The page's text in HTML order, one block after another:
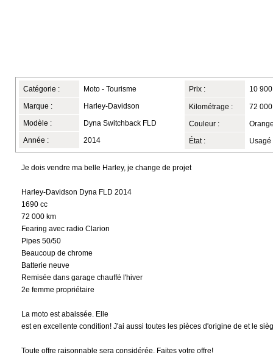
Catégorie : Moto - Tourisme
Marque : Harley-Davidson
Modèle : Dyna Switchback FLD
Année : 2014
Prix : 10
Kilométrage : 72
Couleur :
État : Usagé
Je dois vendre ma belle Harley, je change de projet
Harley-Davidson Dyna FLD 2014
1690 cc
72 000 km
Fearing avec radio Clarion
Pipes 50/50
Beaucoup de chrome
Batterie neuve
Remisée dans garage chauffé l'hiver
2e femme propriétaire
La moto est abaissée. Elle
est en excellente condition! J'ai aussi toutes les pièces d'origine de et le
Toute offre raisonnable sera considérée. Faites votre offre!